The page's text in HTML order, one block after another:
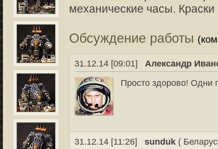
механические часы.
Обсуждение работы
31.12.14 [09:01]
Александр
Просто здорово! Одни
31.12.14 [11:26] sunduk (